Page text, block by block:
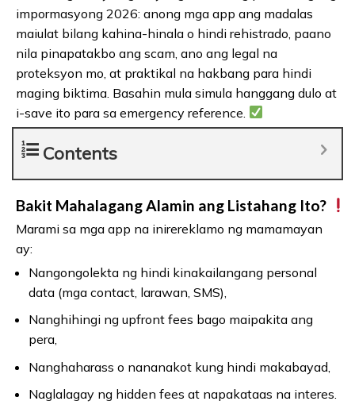
impormasyong 2026: anong mga app ang madalas
maiulat bilang kahina-hinala o hindi rehistrado, paano
nila pinapatakbo ang scam, ano ang legal na
proteksyon mo, at praktikal na hakbang para hindi
maging biktima. Basahin mula simula hanggang dulo at
i-save ito para sa emergency reference.
Contents
Bakit Mahalagang Alamin ang Listahang Ito?
Marami sa mga app na inirereklamo ng mamamayan
ay:
Nangongolekta ng hindi kinakailangang personal
data (mga contact, larawan, SMS),
Nanghihingi ng upfront fees bago maipakita ang
pera,
Nanghaharass o nananakot kung hindi makabayad,
Naglalagay ng hidden fees at napakataas na interes.